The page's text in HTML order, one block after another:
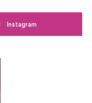
Instagram